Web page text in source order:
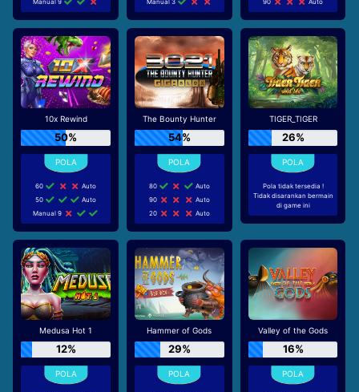
10x Rewind
50%
60
Auto
50
Auto
Manual 9
The Bounty Hunter
54%
80
Auto
90
Auto
20
Auto
TIGER_TIGER
26%
Pola tidak tersedia !
Tidak disarankan bermain
di game ini
Medusa Hot 1
12%
Hammer of Gods
29%
Valley of the Gods
16%